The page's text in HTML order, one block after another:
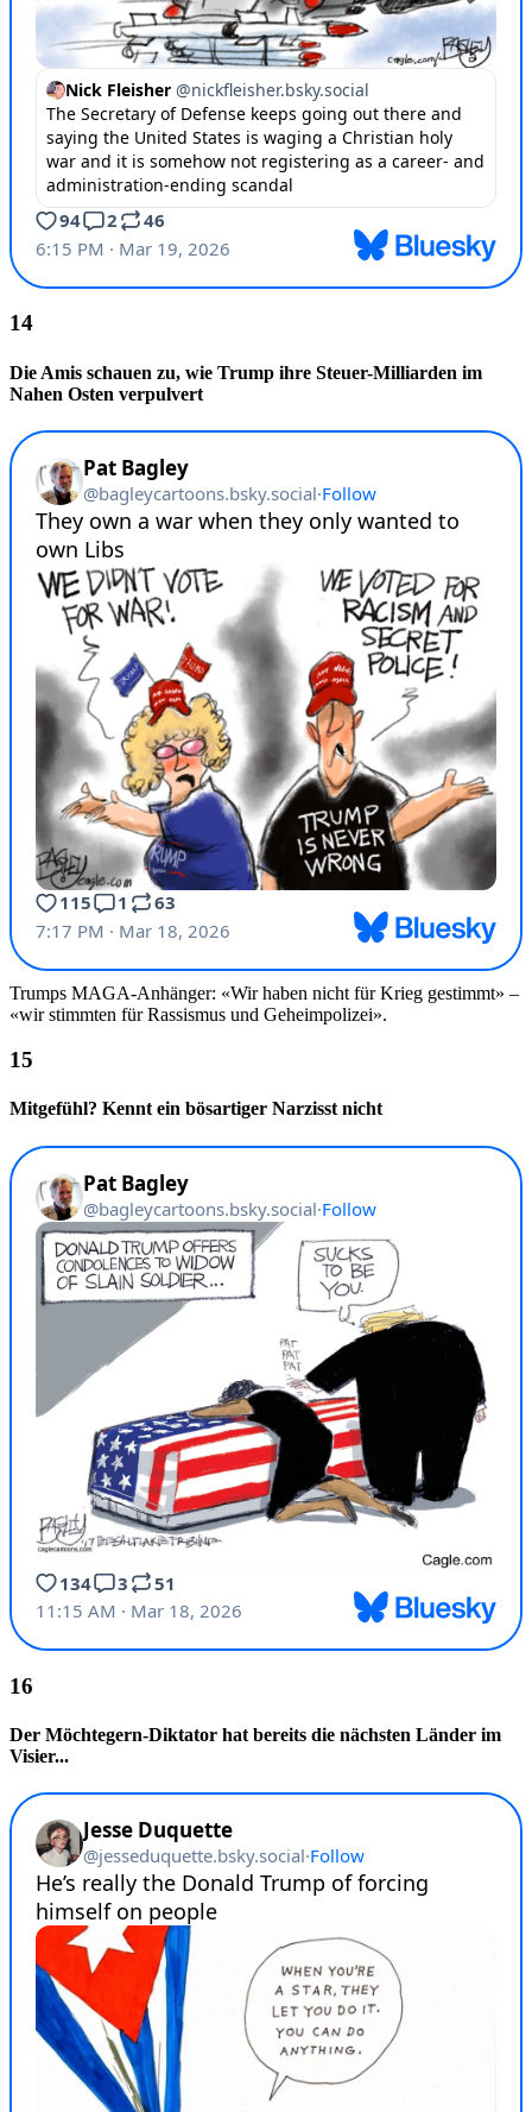
Die Amis schauen zu, wie Trump ihre Steuer-Milliarden im
Nahen Osten verpulvert
Trumps MAGA-Anhänger: «Wir haben nicht für Krieg gestimmt» –
«wir stimmten für Rassismus und Geheimpolizei».
Mitgefühl? Kennt ein bösartiger Narzisst nicht
Der Möchtegern-Diktator hat bereits die nächsten Länder im
Visier...